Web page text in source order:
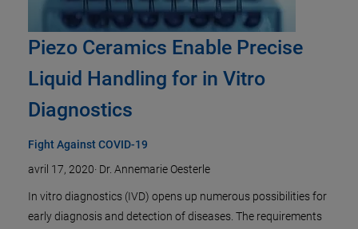
Piezo Ceramics Enable Precise
Liquid Handling for in Vitro
Diagnostics
Fight Against COVID-19
avril 17, 2020· Dr. Annemarie Oesterle
In vitro diagnostics (IVD) opens up numerous possibilities for
early diagnosis and detection of diseases. The requirements